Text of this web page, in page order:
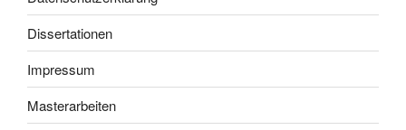
Dissertationen
Impressum
Masterarbeiten